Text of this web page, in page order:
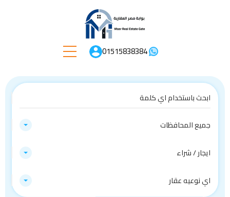
01515838384
جميع المحافظات
ايجار / شراء
اي نوعيه عقار